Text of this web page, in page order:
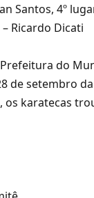
Santos, 4º
Ricardo Dicati
do
de setembro
karatecas